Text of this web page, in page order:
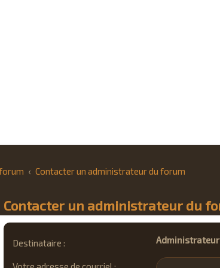
Contacter un administrateur du forum
Contacter un administrateur du
Destinataire : Administrateur